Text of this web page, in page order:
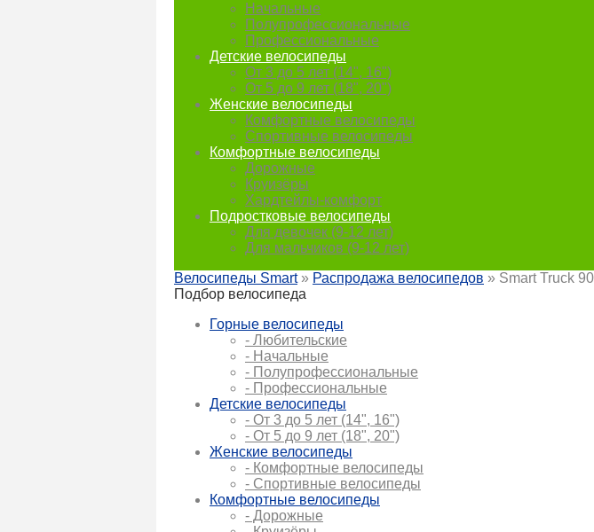
Начальные
Полупрофессиональные
Профессиональные
Детские велосипеды
От 3 до 5 лет (14", 16")
От 5 до 9 лет (18", 20")
Женские велосипеды
Комфортные велосипеды
Спортивные велосипеды
Комфортные велосипеды
Дорожные
Круизёры
Хардтейлы-комфорт
Подростковые велосипеды
Для девочек (9-12 лет)
Для мальчиков (9-12 лет)
Велосипеды Smart» Распродажа велосипедов » Smart Truck
Подбор велосипеда
Горные велосипеды
- Любительские
- Начальные
- Полупрофессиональные
- Профессиональные
Детские велосипеды
- От 3 до 5 лет (14", 16")
- От 5 до 9 лет (18", 20")
Женские велосипеды
- Комфортные велосипеды
- Спортивные велосипеды
Комфортные велосипеды
- Дорожные